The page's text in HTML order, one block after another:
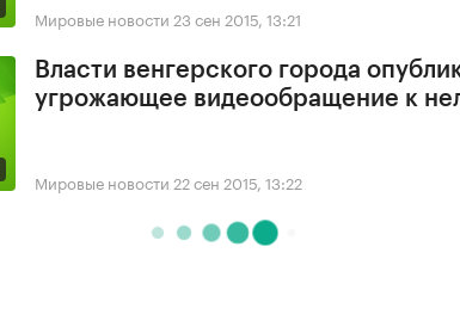
Мировые новости 23 сен 2015, 13:21
Власти венгерского города
угрожающее видеообращение к
Мировые новости 22 сен 2015, 13:22